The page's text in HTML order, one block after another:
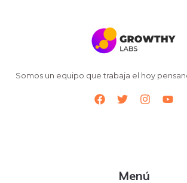
Somos un equipo que trabaja el hoy
Menú